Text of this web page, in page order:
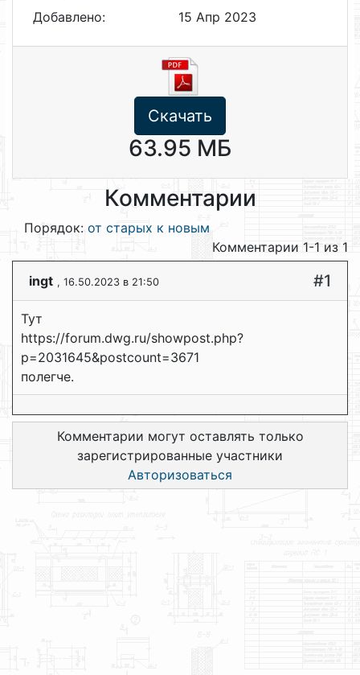
Добавлено:
15 Апр 2023
Скачать
63.95 МБ
Комментарии
Порядок: от старых к новым
Комментарии 1-1 из 1
ingt , 16.50.2023 в 21:50 #1
Тут
https://forum.dwg.ru/showpost.php?
p=2031645&postcount=3671
полегче.
Комментарии могут оставлять только
зарегистрированные участники
Авторизоваться